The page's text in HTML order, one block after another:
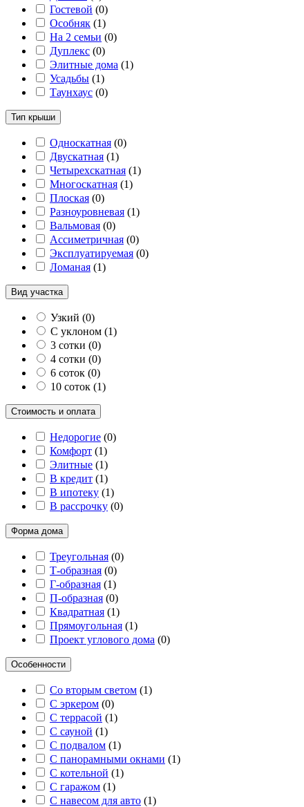
Гостевой (0)
Особняк (1)
На 2 семьи (0)
Дуплекс (0)
Элитные дома (1)
Усадьбы (1)
Таунхаус (0)
Тип крыши
Односкатная (0)
Двускатная (1)
Четырехскатная (1)
Многоскатная (1)
Плоская (0)
Разноуровневая (1)
Вальмовая (0)
Ассиметричная (0)
Эксплуатируемая (0)
Ломаная (1)
Вид участка
Узкий (0)
С уклоном (1)
3 сотки (0)
4 сотки (0)
6 соток (0)
10 соток (1)
Стоимость и оплата
Недорогие (0)
Комфорт (1)
Элитные (1)
В кредит (1)
В ипотеку (1)
В рассрочку (0)
Форма дома
Треугольная (0)
Т-образная (0)
Г-образная (1)
П-образная (0)
Квадратная (1)
Прямоугольная (1)
Проект углового дома (0)
Особенности
Со вторым светом (1)
С эркером (0)
С террасой (1)
С сауной (1)
С подвалом (1)
С панорамными окнами (1)
С котельной (1)
С гаражом (1)
С навесом для авто (1)